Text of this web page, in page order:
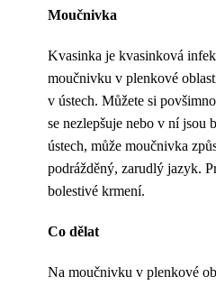
Moučnivka
Kvasinka je kvasinková
moučnivku v plenkové
v ústech. Můžete si
se nezlepšuje nebo v ní jsou
ústech, může moučnivka
podrážděný, zarudlý jazyk.
bolestivé krmení.
Co dělat
Na moučnivku v plenkové